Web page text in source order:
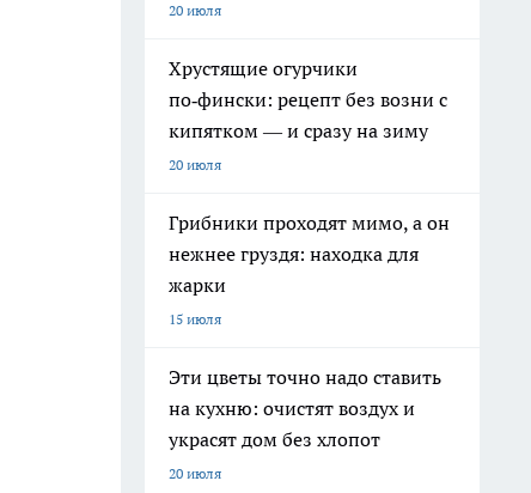
20 июля
Хрустящие огурчики
по‑фински: рецепт без возни с
кипятком — и сразу на зиму
20 июля
Грибники проходят мимо, а он
нежнее груздя: находка для
жарки
15 июля
Эти цветы точно надо ставить
на кухню: очистят воздух и
украсят дом без хлопот
20 июля